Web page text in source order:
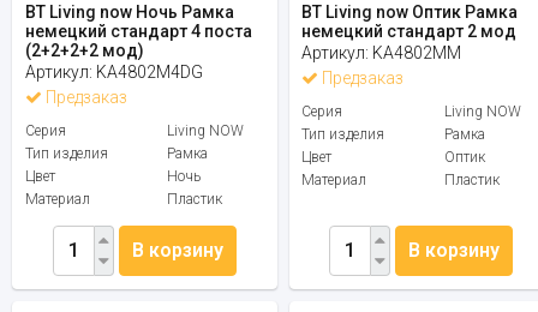
BT Living now Ночь Рамка
немецкий стандарт 4 поста
(2+2+2+2 мод)
Артикул: KA4802M4DG
Предзаказ
Серия
Living NOW
Тип изделия
Рамка
Цвет
Ночь
Материал
Пластик
В корзину
BT Living now Оптик Рамка
немецкий стандарт 2 мод
Артикул: KA4802MM
Предзаказ
Серия
Living NOW
Тип изделия
Рамка
Цвет
Оптик
Материал
Пластик
В корзину